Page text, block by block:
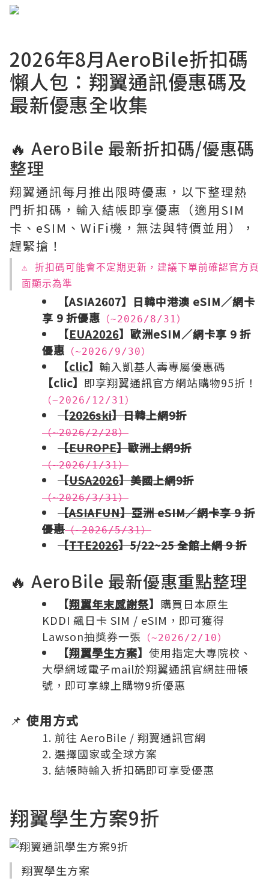
2026年8月AeroBile折扣碼
懶人包：翔翼通訊優惠碼及
最新優惠全收集
🔥 AeroBile 最新折扣碼/優惠碼
整理
翔翼通訊每月推出限時優惠，以下整理熱
門折扣碼，輸入結帳即享優惠（適用SIM
卡、eSIM、WiFi機，無法與特價並用），
趕緊搶！
⚠️ 折扣碼可能會不定期更新，建議下單前確認官方頁
面顯示為準
【ASIA2607】日韓中港澳 eSIM／網卡
享 9 折優惠 （~2026/8/31）
【EUA2026】歐洲eSIM／網卡享 9 折
優惠 （~2026/9/30）
【clic】 輸入凱基人壽專屬優惠碼
【clic】 即享翔翼通訊官方網站購物95折！
（~2026/12/31）
【2026ski】日韓上網9折
（~2026/2/28）
【EUROPE】歐洲上網9折
（~2026/1/31）
【USA2026】美國上網9折
（~2026/3/31）
【ASIAFUN】亞洲 eSIM／網卡享 9 折
優惠（~2026/5/31）
【TTE2026】5/22~25 全館上網 9 折
🔥 AeroBile 最新優惠重點整理
【翔翼年末感謝祭】 購買日本原生
KDDI 飆日卡 SIM / eSIM，即可獲得
Lawson抽獎券一張
（~2026/2/10）
【翔翼學生方案】 使用指定大專院校、
大學網域電子mail於翔翼通訊官網註冊帳
號，即可享線上購物9折優惠
📌 使用方式
前往 AeroBile / 翔翼通訊官網
選擇國家或全球方案
結帳時輸入折扣碼即可享受優惠
翔翼學生方案9折
翔翼學生方案